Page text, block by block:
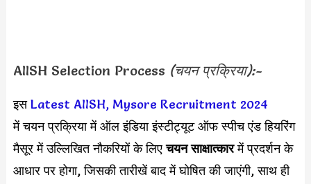
AIISH Selection Process (चयन प्रक्रिया):-
इसLatest AIISH, Mysore Recruitment 2024
में चयन प्रक्रिया में ऑल इंडिया इंस्टीट्यूट ऑफ स्पीच एंड हियरिंग
मैसूर में उल्लिखित नौकरियों के लिएचयन साक्षात्कारमें प्रदर्शन के
आधार पर होगा, जिसकी तारीखें बाद में घोषित की जाएंगी, साथ ही